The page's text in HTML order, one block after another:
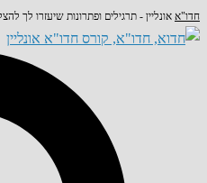
Skip
to
חדו"א אונליין - תרגילים ופתרונות שיעזרו לך